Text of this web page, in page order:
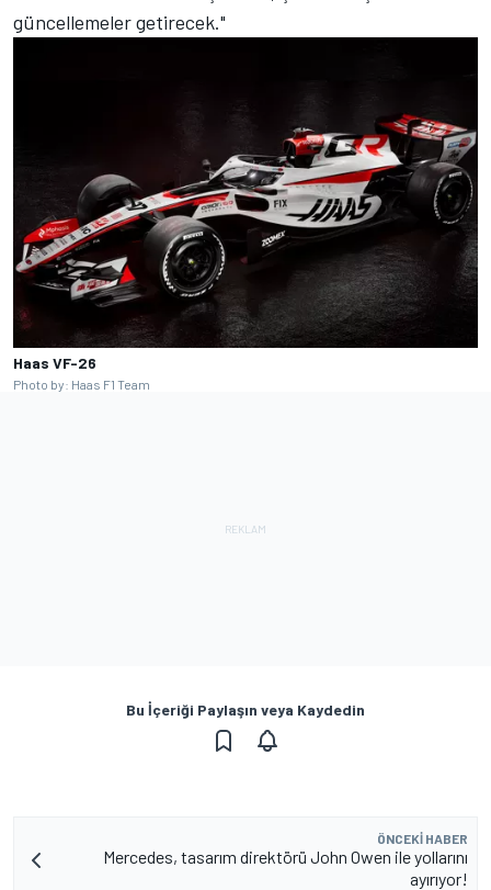
güncellemeler getirecek."
Haas VF-26
Photo by: Haas F1 Team
Bu İçeriği Paylaşın veya Kaydedin
ÖNCEKI HABER
Mercedes, tasarım direktörü John Owen ile yollarını
ayırıyor!